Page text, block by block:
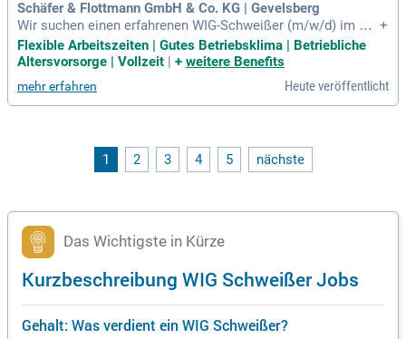
Schäfer & Flottmann GmbH & Co. KG | Gevelsberg
Wir suchen einen erfahrenen WIG-Schweißer (m/w/d) im Ma
schinenbau zur Verstärkung unseres Teams. Sie arbeiten an
hochwertigen Edelstahlbaugruppen und sorgen für exakte K
ehlnähte gemäß technischer Zeichnungen. Ihre Aufgaben u
mfassen das Heften, Richten und Nachbearbeiten sowie die
Sichtprüfung im Einklang mit unseren Qualitätsstandards. Id
-Schweißen. Zudem achten Sie auf Selbstständigkeit und Te
amarbeit. Profitieren Sie von flexiblen Arbeitszeiten, 30 Tage
+
Flexible Arbeitszeiten | Gutes Betriebsklima | Betriebliche
Altersvorsorge | Vollzeit | + weitere Benefits
mehr erfahren Heute veröffentlicht
1 2 3 4 5 nächste
Das Wichtigste in Kürze
Kurzbeschreibung WIG Schweißer Jobs
Gehalt: Was verdient ein WIG Schweißer?